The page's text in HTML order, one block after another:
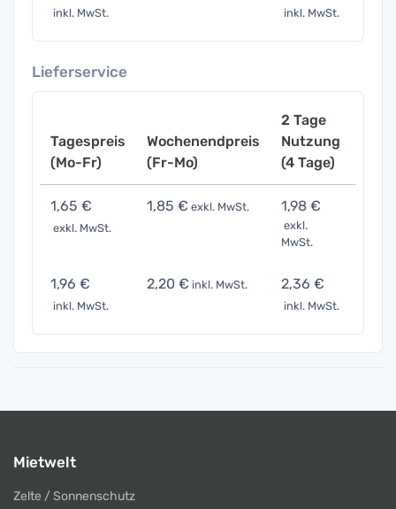
inkl. MwSt. inkl. MwSt.
Lieferservice
Tagespreis
(Mo-Fr)
Wochenendpreis
(Fr-Mo)
2 Tage
Nutzung
(4 Tage)
1,65 €
exkl. MwSt.
1,85 € exkl. MwSt. 1,98 €
exkl.
MwSt.
1,96 €
inkl. MwSt.
2,20 € inkl. MwSt. 2,36 €
inkl. MwSt.
Mietwelt
Zelte / Sonnenschutz